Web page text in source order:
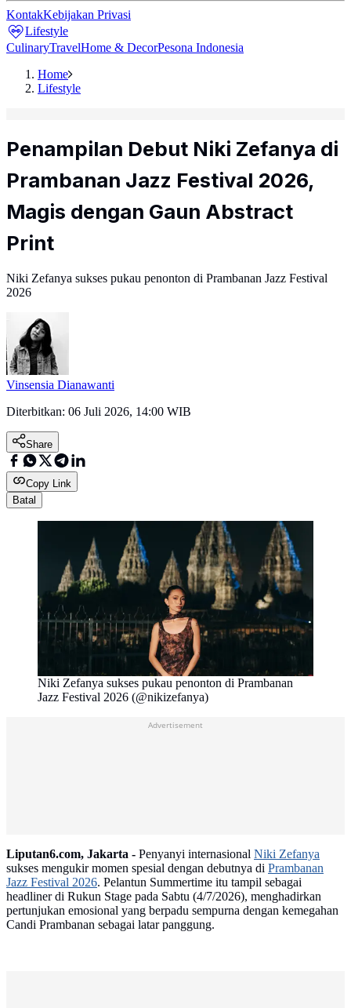
KontakKebijakan Privasi
Lifestyle
CulinaryTravelHome & DecorPesona Indonesia
Home
Lifestyle
Penampilan Debut Niki Zefanya di
Prambanan Jazz Festival 2026,
Magis dengan Gaun Abstract
Print
Niki Zefanya sukses pukau penonton di Prambanan Jazz Festival
2026
Vinsensia Dianawanti
Diterbitkan: 06 Juli 2026, 14:00 WIB
Share
Copy Link
Batal
Niki Zefanya sukses pukau penonton di Prambanan
Jazz Festival 2026 (@nikizefanya)
Advertisement
Liputan6.com, Jakarta - Penyanyi internasional Niki Zefanya
sukses mengukir momen spesial dengan debutnya di Prambanan
Jazz Festival 2026. Pelantun Summertime itu tampil sebagai
headliner di Rukun Stage pada Sabtu (4/7/2026), menghadirkan
pertunjukan emosional yang berpadu sempurna dengan kemegahan
Candi Prambanan sebagai latar panggung.